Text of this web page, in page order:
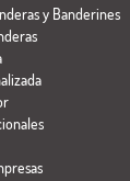
y Banderines